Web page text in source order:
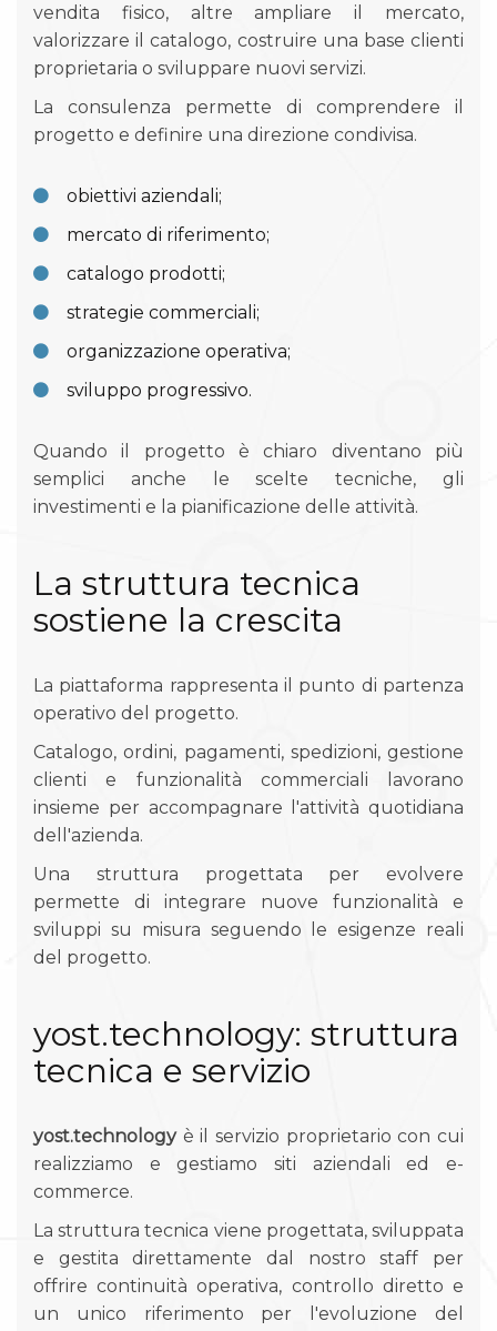
vendita fisico, altre ampliare il mercato,
valorizzare il catalogo, costruire una base clienti
proprietaria o sviluppare nuovi servizi.
La consulenza permette di comprendere il
progetto e definire una direzione condivisa.
obiettivi aziendali;
mercato di riferimento;
catalogo prodotti;
strategie commerciali;
organizzazione operativa;
sviluppo progressivo.
Quando il progetto è chiaro diventano più
semplici anche le scelte tecniche, gli
investimenti e la pianificazione delle attività.
La struttura tecnica
sostiene la crescita
La piattaforma rappresenta il punto di partenza
operativo del progetto.
Catalogo, ordini, pagamenti, spedizioni, gestione
clienti e funzionalità commerciali lavorano
insieme per accompagnare l'attività quotidiana
dell'azienda.
Una struttura progettata per evolvere
permette di integrare nuove funzionalità e
sviluppi su misura seguendo le esigenze reali
del progetto.
yost.technology: struttura
tecnica e servizio
yost.technologyè il servizio proprietario con cui
realizziamo e gestiamo siti aziendali ed e-
commerce.
La struttura tecnica viene progettata, sviluppata
e gestita direttamente dal nostro staff per
offrire continuità operativa, controllo diretto e
un unico riferimento per l'evoluzione del